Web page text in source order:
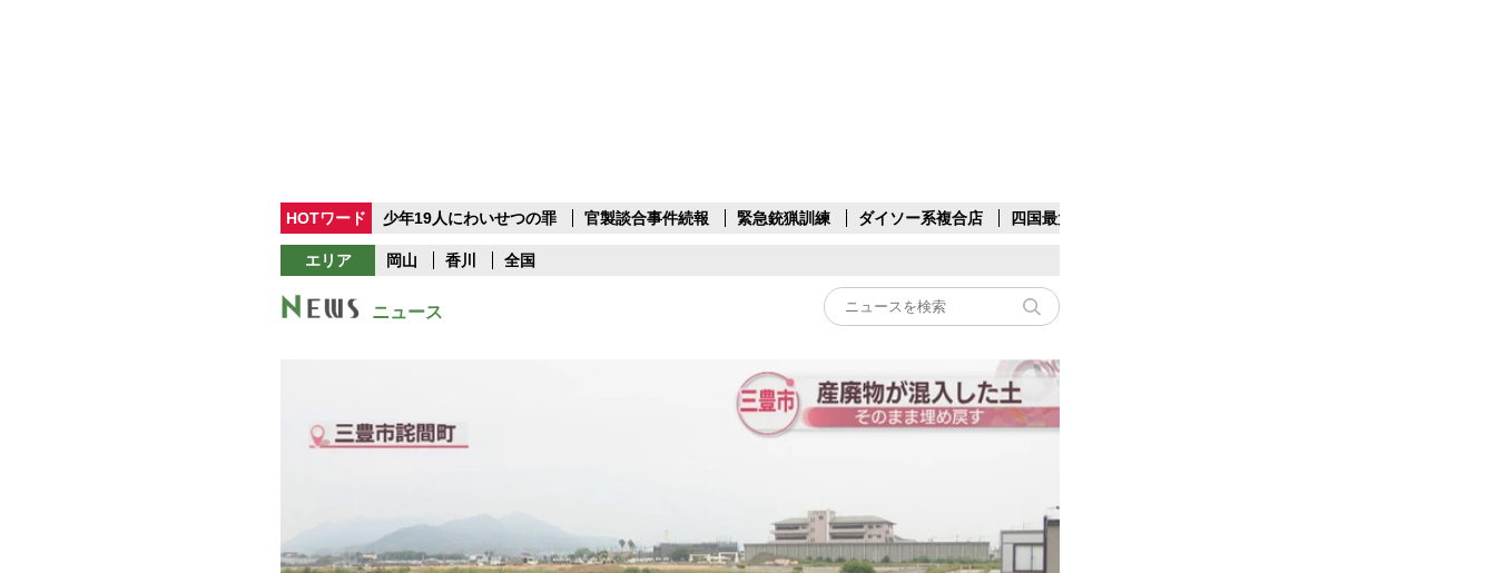
HOTワード 少年19人にわいせつの罪 官製談合事件続報 緊急銃猟訓練 ダイソー系複合店 四国最大スリコ
エリア 岡山 香川 全国
ニュース